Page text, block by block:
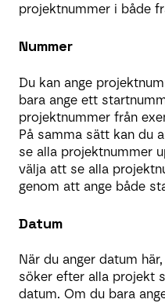
projektnummer i både
Nummer
Du kan ange
bara ange ett
projektnummer från
På samma sätt kan du
se alla projektnummer
välja att se alla
genom att ange både
Datum
När du anger datum
söker efter alla projekt
datum. Om du bara